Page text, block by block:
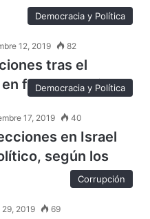
Democracia y Política
12, 2019 82
tras el
formar Gobierno
Democracia y Política
17, 2019 40
en Israel
según los
Corrupción
29, 2019 69